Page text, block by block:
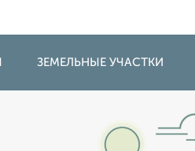
ЗЕМЕЛЬНЫЕ УЧАСТКИ